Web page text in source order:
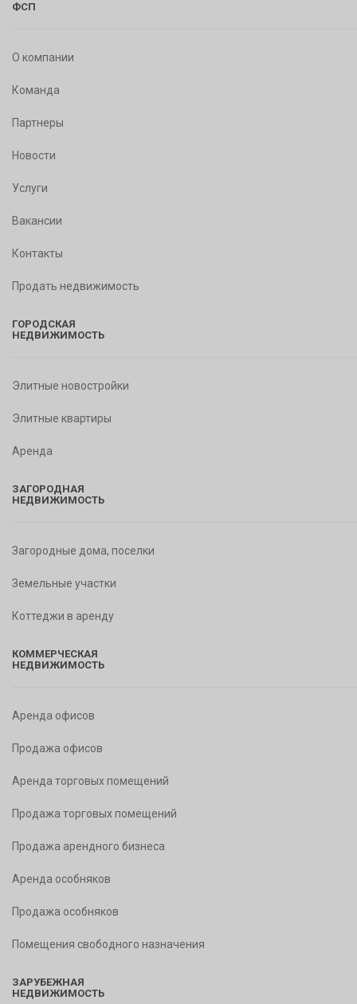
ФСП
О компании
Команда
Партнеры
Новости
Услуги
Вакансии
Контакты
Продать недвижимость
ГОРОДСКАЯ
НЕДВИЖИМОСТЬ
Элитные новостройки
Элитные квартиры
Аренда
ЗАГОРОДНАЯ
НЕДВИЖИМОСТЬ
Загородные дома, поселки
Земельные участки
Коттеджи в аренду
КОММЕРЧЕСКАЯ
НЕДВИЖИМОСТЬ
Аренда офисов
Продажа офисов
Аренда торговых помещений
Продажа торговых помещений
Продажа арендного бизнеса
Аренда особняков
Продажа особняков
Помещения свободного назначения
ЗАРУБЕЖНАЯ
НЕДВИЖИМОСТЬ